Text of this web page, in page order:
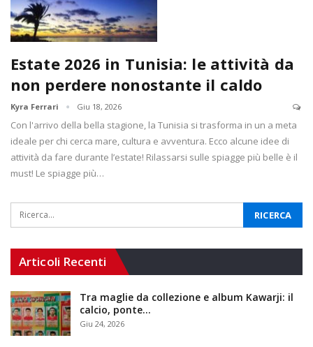
Estate 2026 in Tunisia: le attività da
non perdere nonostante il caldo
Kyra Ferrari Giu 18, 2026
Con l'arrivo della bella stagione, la Tunisia si trasforma in un a meta
ideale per chi cerca mare, cultura e avventura. Ecco alcune idee di
attività da fare durante l’estate! Rilassarsi sulle spiagge più belle è il
must! Le spiagge più…
Articoli Recenti
Tra maglie da collezione e album Kawarji: il
calcio, ponte…
Giu 24, 2026